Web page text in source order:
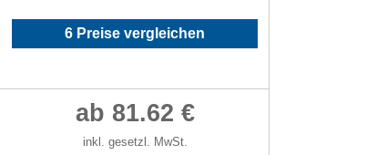
6 Preise vergleichen
ab 81.62 €
inkl. gesetzl. MwSt.